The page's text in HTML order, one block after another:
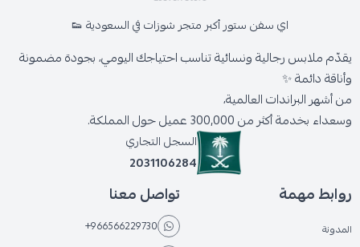
اي سفن ستور أكبر متجر شوزات في السعودية 👟
يقدّم ملابس رجالية ونسائية تناسب احتياجك اليومي، بجودة مضمونة
وأناقة دائمة ✨
من أشهر البراندات العالمية،
وسعداء بخدمة أكثر من 300,000 عميل حول المملكة.
السجل التجاري
2031106284
روابط مهمة
المدونة
تواصل معنا
+966566229730